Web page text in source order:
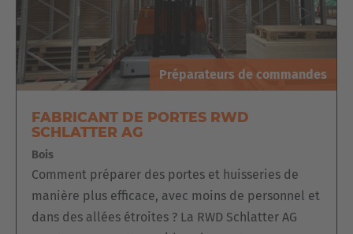
Préparateurs de commandes
FABRICANT DE PORTES RWD
SCHLATTER AG
Bois
Comment préparer des portes et huisseries de
manière plus efficace, avec moins de personnel et
dans des allées étroites ? La RWD Schlatter AG